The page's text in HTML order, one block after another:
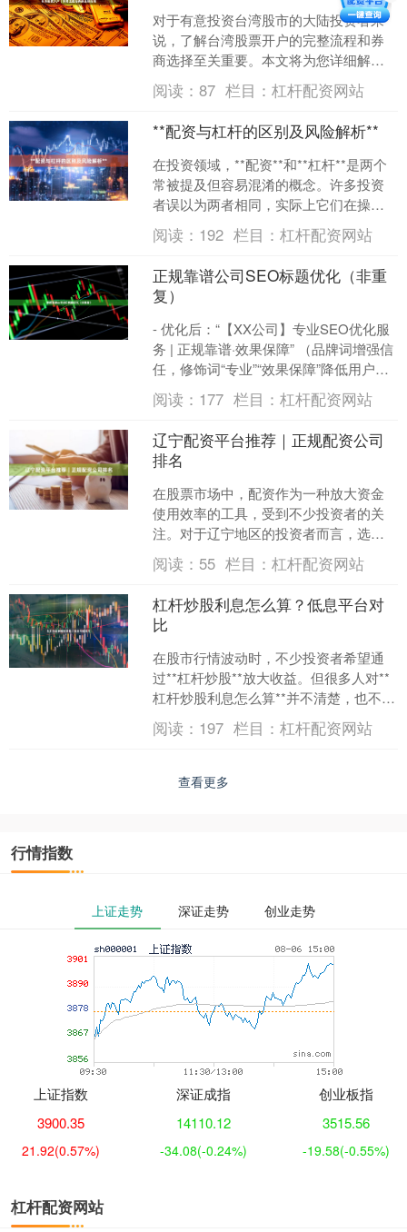
对于有意投资台湾股市的大陆投资者来
说，了解台湾股票开户的完整流程和券
商选择至关重要。本文将为您详细解析
台湾股票开户的步骤、所需材料以及主
流券商的特点，帮助您顺利....
阅读：87 栏目：杠杆配资网站
**配资与杠杆的区别及风险解析**
在投资领域，**配资**和**杠杆**是两个
常被提及但容易混淆的概念。许多投资
者误以为两者相同，实际上它们在操作
方式、资金来源和风险特征上存在显著
差异。本文将从....
阅读： 192 栏目：杠杆配资网站
正规靠谱公司SEO标题优化（非重
复）
- 优化后：“【XX公司】专业SEO优化服
务 | 正规靠谱·效果保障” （品牌词增强信
任，修饰词“专业”“效果保障”降低用户决
策门槛） ### 2. 融入行动号....
阅读： 177 栏目：杠杆配资网站
辽宁配资平台推荐｜正规配资公司
排名
在股票市场中，配资作为一种放大资金
使用效率的工具，受到不少投资者的关
注。对于辽宁地区的投资者而言，选择
一家正规、安全的配资平台至关重要。
本文将为您梳理辽宁配资平....
阅读： 55 栏目：杠杆配资网站
杠杆炒股利息怎么算？低息平台对
比
在股市行情波动时，不少投资者希望通
过**杠杆炒股**放大收益。但很多人对**
杠杆炒股利息怎么算**并不清楚，也不了
解不同平台的利息差异。本文将详细解
析利息计算方....
阅读： 197 栏目：杠杆配资网站
查看更多
行情指数
上证走势 深证走势 创业走势
上证指数
3900.35
21.92(0.57%)
深证成指
14110.12
-34.08(-0.24%)
创业板指
3515.56
-19.58(-0.55%)
杠杆配资网站